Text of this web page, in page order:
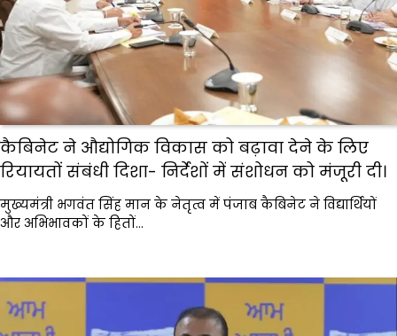
कैबिनेट ने औद्योगिक विकास को बढ़ावा देने के लिए
रियायतों संबंधी दिशा- निर्देशों में संशोधन को मंजूरी दी।
मुख्यमंत्री भगवंत सिंह मान के नेतृत्व में पंजाब कैबिनेट ने विद्यार्थियों
और अभिभावकों के हितों…